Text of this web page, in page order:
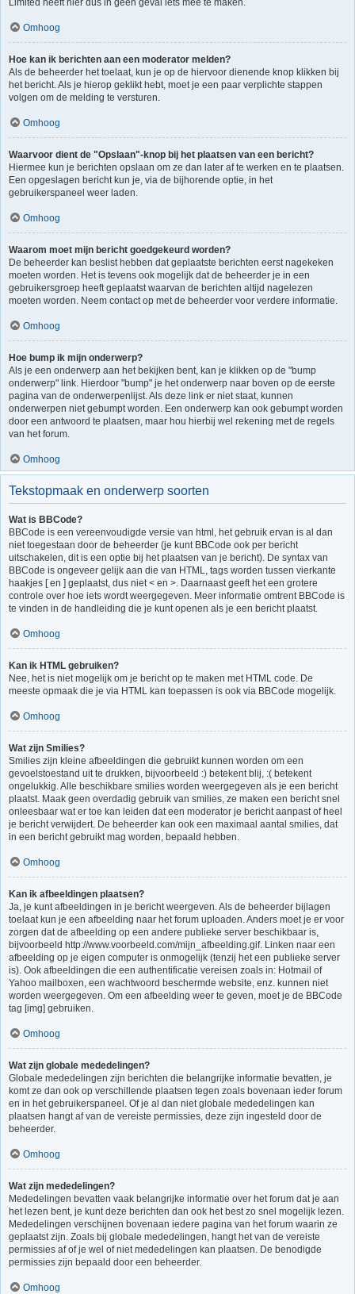
Limited heeft hier dus in geen geval iets mee te maken.
Omhoog
Hoe kan ik berichten aan een moderator melden?
Als de beheerder het toelaat, kun je op de hiervoor dienende knop klikken bij
het bericht. Als je hierop geklikt hebt, moet je een paar verplichte stappen
volgen om de melding te versturen.
Omhoog
Waarvoor dient de "Opslaan"-knop bij het plaatsen van een bericht?
Hiermee kun je berichten opslaan om ze dan later af te werken en te plaatsen.
Een opgeslagen bericht kun je, via de bijhorende optie, in het
gebruikerspaneel weer laden.
Omhoog
Waarom moet mijn bericht goedgekeurd worden?
De beheerder kan beslist hebben dat geplaatste berichten eerst nagekeken
moeten worden. Het is tevens ook mogelijk dat de beheerder je in een
gebruikersgroep heeft geplaatst waarvan de berichten altijd nagelezen
moeten worden. Neem contact op met de beheerder voor verdere informatie.
Omhoog
Hoe bump ik mijn onderwerp?
Als je een onderwerp aan het bekijken bent, kan je klikken op de "bump
onderwerp" link. Hierdoor "bump" je het onderwerp naar boven op de eerste
pagina van de onderwerpenlijst. Als deze link er niet staat, kunnen
onderwerpen niet gebumpt worden. Een onderwerp kan ook gebumpt worden
door een antwoord te plaatsen, maar hou hierbij wel rekening met de regels
van het forum.
Omhoog
Tekstopmaak en onderwerp soorten
Wat is BBCode?
BBCode is een vereenvoudigde versie van html, het gebruik ervan is al dan
niet toegestaan door de beheerder (je kunt BBCode ook per bericht
uitschakelen, dit is een optie bij het plaatsen van je bericht). De syntax van
BBCode is ongeveer gelijk aan die van HTML, tags worden tussen vierkante
haakjes [ en ] geplaatst, dus niet < en >. Daarnaast geeft het een grotere
controle over hoe iets wordt weergegeven. Meer informatie omtrent BBCode is
te vinden in de handleiding die je kunt openen als je een bericht plaatst.
Omhoog
Kan ik HTML gebruiken?
Nee, het is niet mogelijk om je bericht op te maken met HTML code. De
meeste opmaak die je via HTML kan toepassen is ook via BBCode mogelijk.
Omhoog
Wat zijn Smilies?
Smilies zijn kleine afbeeldingen die gebruikt kunnen worden om een
gevoelstoestand uit te drukken, bijvoorbeeld :) betekent blij, :( betekent
ongelukkig. Alle beschikbare smilies worden weergegeven als je een bericht
plaatst. Maak geen overdadig gebruik van smilies, ze maken een bericht snel
onleesbaar wat er toe kan leiden dat een moderator je bericht aanpast of heel
je bericht verwijdert. De beheerder kan ook een maximaal aantal smilies, dat
in een bericht gebruikt mag worden, bepaald hebben.
Omhoog
Kan ik afbeeldingen plaatsen?
Ja, je kunt afbeeldingen in je bericht weergeven. Als de beheerder bijlagen
toelaat kun je een afbeelding naar het forum uploaden. Anders moet je er voor
zorgen dat de afbeelding op een andere publieke server beschikbaar is,
bijvoorbeeld http://www.voorbeeld.com/mijn_afbeelding.gif. Linken naar een
afbeelding op je eigen computer is onmogelijk (tenzij het een publieke server
is). Ook afbeeldingen die een authentificatie vereisen zoals in: Hotmail of
Yahoo mailboxen, een wachtwoord beschermde website, enz. kunnen niet
worden weergegeven. Om een afbeelding weer te geven, moet je de BBCode
tag [img] gebruiken.
Omhoog
Wat zijn globale mededelingen?
Globale mededelingen zijn berichten die belangrijke informatie bevatten, je
komt ze dan ook op verschillende plaatsen tegen zoals bovenaan ieder forum
en in het gebruikerspaneel. Of je al dan niet globale mededelingen kan
plaatsen hangt af van de vereiste permissies, deze zijn ingesteld door de
beheerder.
Omhoog
Wat zijn mededelingen?
Mededelingen bevatten vaak belangrijke informatie over het forum dat je aan
het lezen bent, je kunt deze berichten dan ook het best zo snel mogelijk lezen.
Mededelingen verschijnen bovenaan iedere pagina van het forum waarin ze
geplaatst zijn. Zoals bij globale mededelingen, hangt het van de vereiste
permissies af of je wel of niet mededelingen kan plaatsen. De benodigde
permissies zijn bepaald door een beheerder.
Omhoog